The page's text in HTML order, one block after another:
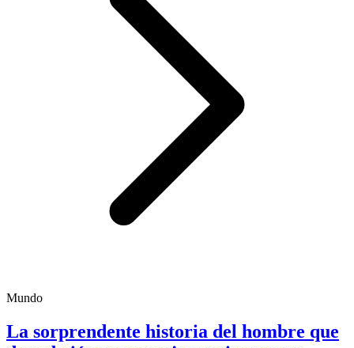
Mundo
La sorprendente historia del hombre que